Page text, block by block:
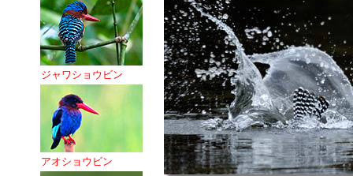
ジャワショウビン
アオショウビン